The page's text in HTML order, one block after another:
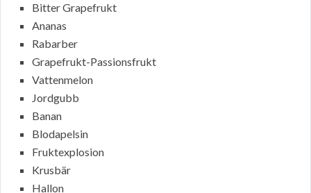
Bitter Grapefrukt
Ananas
Rabarber
Grapefrukt-Passionsfrukt
Vattenmelon
Jordgubb
Banan
Blodapelsin
Fruktexplosion
Krusbär
Hallon